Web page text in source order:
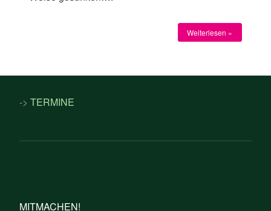
Weiterlesen »
-> TERMINE
MITMACHEN!